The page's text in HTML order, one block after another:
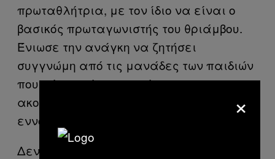
πρωταθλήτρια, με τον ίδιο να είναι ο
βασικός πρωταγωνιστής του θριάμβου.
Ένιωσε την ανάγκη να ζητήσει
συγγνώμη από τις μανάδες των παιδιών
που πήραν μία μηχανή και
ακολούθησαν το ίνδαλμα τους. Δεν
εννοώ εμένα.
Δεν ξέρω τι είδους σύμπτωση ήταν αυτή
×